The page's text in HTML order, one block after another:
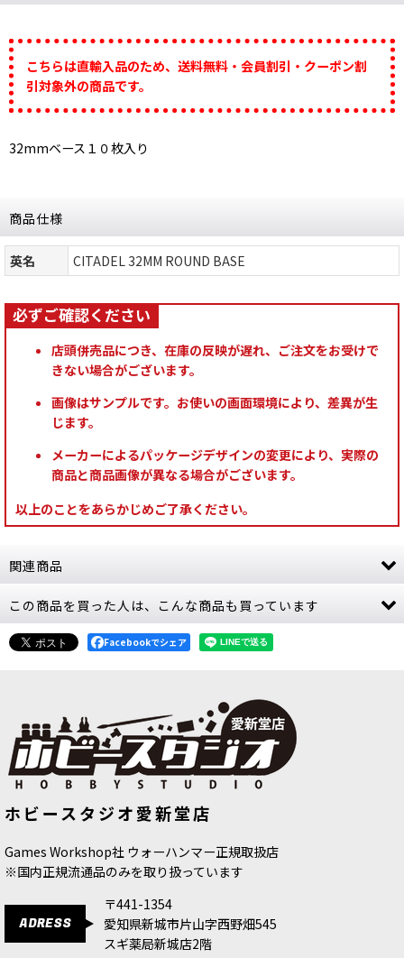
こちらは直輸入品のため、送料無料・会員割引・クーポン割
引対象外の商品です。
32mmベース１０枚入り
商品仕様
英名 CITADEL 32MM ROUND BASE
店頭併売品につき、在庫の反映が遅れ、ご注文をお受けで
きない場合がございます。
画像はサンプルです。お使いの画面環境により、差異が生
じます。
メーカーによるパッケージデザインの変更により、実際の
商品と商品画像が異なる場合がございます。
以上のことをあらかじめご了承ください。
関連商品
[シタデル：ベース] ミックスド・ベース・パック
1 (28 BASES)[66-19]
2,500円(税込)
[シタデル：ベース] ミックスド・ベース・パック
2 (23 BASES)[66-20]
2,200
(税込)
1点
ください。
ROUND BASE
700円(税込)
ただいま売り切れ中
この商品を買った人は、こんな商品も買っています
デカールシート[44-24]
ンジ
Facebookでシェア
ホビースタジオ愛新堂店
Games Workshop社 ウォーハンマー正規取扱店
※国内正規流通品のみを取り扱っています
ADRESS
〒441-1354
愛知県新城市片山字西野畑545
スギ薬局新城店2階